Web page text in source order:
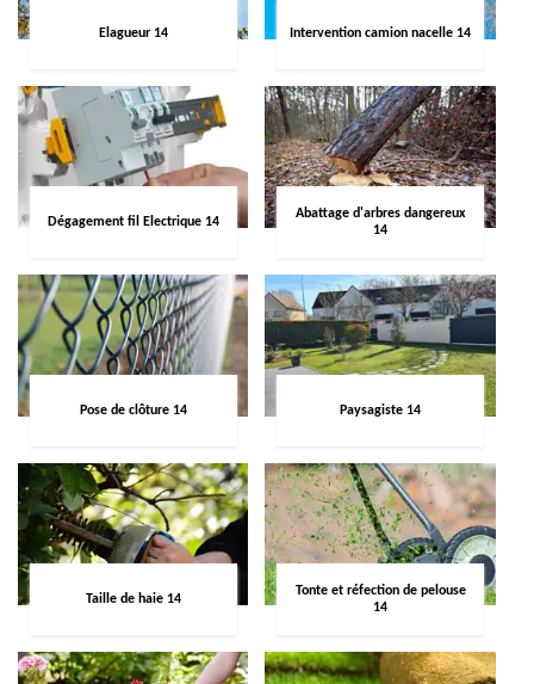
Elagueur 14 Intervention camion nacelle 14
Dégagement fil Electrique 14
Abattage d'arbres dangereux
14
Pose de clôture 14 Paysagiste 14
Taille de haie 14
Tonte et réfection de pelouse
14